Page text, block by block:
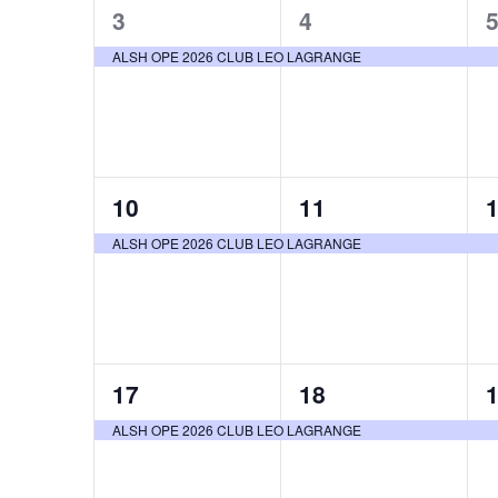
e
n
a
i
g
d
i
e
e
É
1
évènement,
3
ALSH OPE 2026 CLUB LEO LAGRANGE
1
évènement,
4
1
5
1
évènement,
10
ALSH OPE 2026 CLUB LEO LAGRANGE
1
évènement,
11
1
1
évènement,
17
ALSH OPE 2026 CLUB LEO LAGRANGE
1
évènement,
18
1